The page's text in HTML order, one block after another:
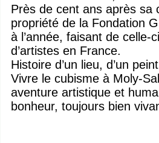
Près de cent ans après sa
propriété de la Fondation
à l’année, faisant de celle-
d’artistes en France.
Histoire d’un lieu, d’un
Vivre le cubisme à Moly-
aventure artistique et
bonheur, toujours bien